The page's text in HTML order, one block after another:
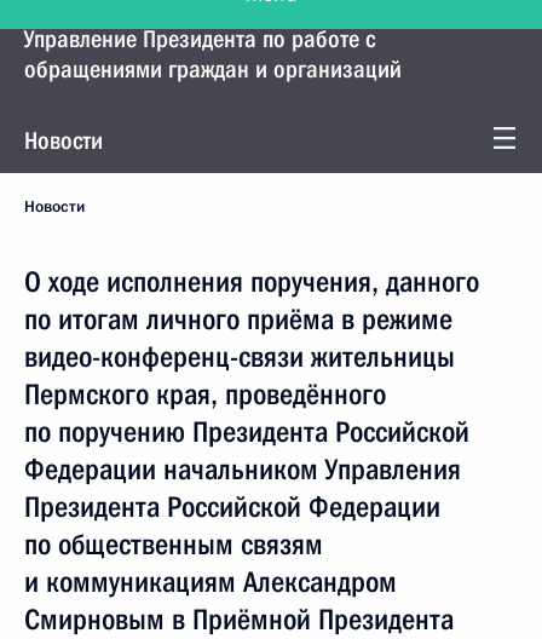
Управление Президента по работе с
обращениями граждан и организаций
Новости
Новости
О ходе исполнения поручения, данного
по итогам личного приёма в режиме
видео-конференц-связи жительницы
Пермского края, проведённого
по поручению Президента Российской
Федерации начальником Управления
Президента Российской Федерации
по общественным связям
и коммуникациям Александром
Смирновым в Приёмной Президента